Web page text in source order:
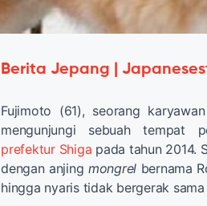
Berita Jepang |
Fujimoto (61), seorang
mengunjungi sebuah tempat
prefektur Shiga pada tahun 2014.
dengan anjing mongrel bernama
hingga nyaris tidak bergerak